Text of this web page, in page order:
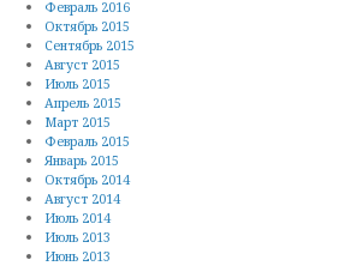
Февраль 2016
Октябрь 2015
Сентябрь 2015
Август 2015
Июль 2015
Апрель 2015
Март 2015
Февраль 2015
Январь 2015
Октябрь 2014
Август 2014
Июль 2014
Июль 2013
Июнь 2013